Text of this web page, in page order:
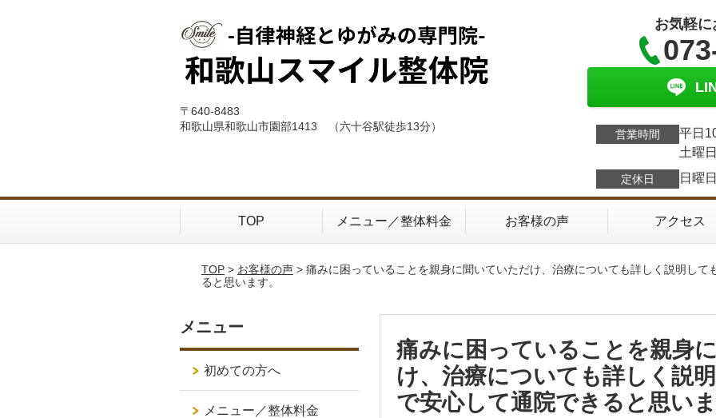
〒640-8483
和歌山県和歌山市園部1413 （六十谷駅徒歩13分）
お気軽
営業時間
平日
土曜
定休日 日曜
TOP メニュー／整体料金 お客様の声 アクセス
TOP> お客様の声> 痛みに困っていることを親身に聞いていただけ、治療についても詳しく説明して
ると思います。
痛みに困っていることを親身
け、治療についても詳しく説
で安心して通院できると思い
メニュー
初めての方へ
メニュー／整体料金